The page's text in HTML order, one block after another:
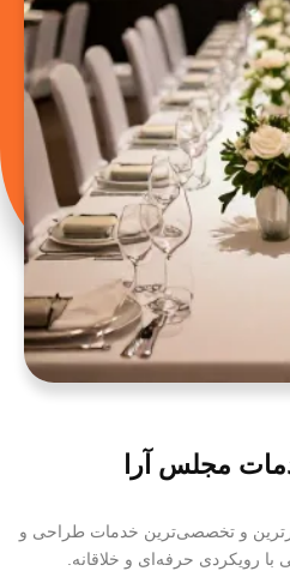
مجلس آرا
و تخصصی‌ترین خدمات طراحی و
با رویکردی حرفه‌ای و خلاقانه.